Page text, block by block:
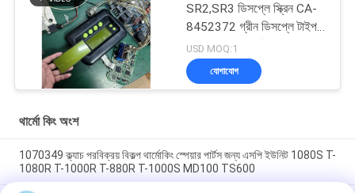
SR2,SR3 ডিসপ্লে স্ক্রিন CA-
8452372 গ্রীন ডিসপ্লে টাইপ
এলসিডি স্ক্রিন থার্মো কিং SB210
SB230 HMIs আফটারমার্কেট
স্পেয়ার পার্টস
USD MOQ:1
যোগাযোগ
থার্মো কিং অংশ
1070349 ক্ল্যাচ পরবিক্রয় বিকল্প থার্মোকিং স্পেয়ার পার্টস জন্য এসপি ইউনিট 1080S T-
1080R T-1000R T-880R T-1000S MD100 TS600